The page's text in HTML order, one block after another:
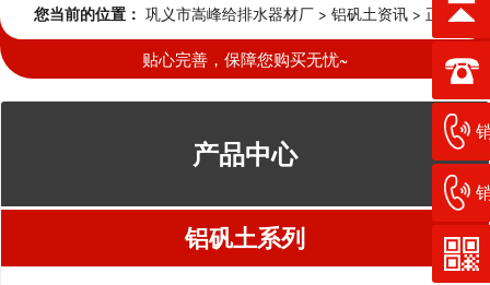
您当前的位置： 巩义市嵩峰给排水器材厂 > 铝矾土资讯 > 正文
贴心完善，保障您购买无忧~
产品中心
铝矾土系列